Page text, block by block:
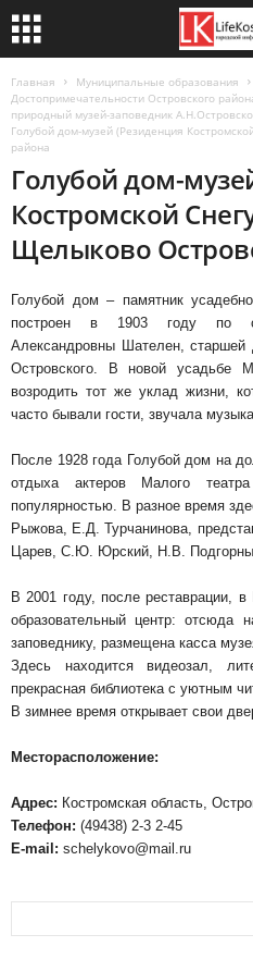
Главная Муниципальные образования
Достопримечательности Островского
природный музей-заповедник
Голубой дом-музей (Резиденция
района
Голубой дом-
Костромской
Щелыково
Голубой дом – памятник
построен в 1903 году по
Александровны Шателен, старшей
Островского. В новой усадьбе
возродить тот же уклад жизни,
часто бывали гости, звучала
После 1928 года Голубой дом на
отдыха актеров Малого
популярностью. В разное время
Рыжова, Е.Д. Турчанинова,
Царев, С.Ю. Юрский, Н.В.
В 2001 году, после реставрации,
образовательный центр: отсюда
заповеднику, размещена касса
Здесь находится видеозал,
прекрасная библиотека с уютным
В зимнее время открывает свои
Месторасположение:
Адрес: Костромская область,
Телефон: (49438) 2-3 2-45
E-mail: schelykovo@mail.ru